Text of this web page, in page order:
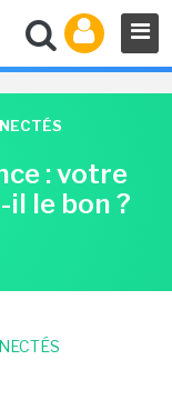
: votre
le bon ?